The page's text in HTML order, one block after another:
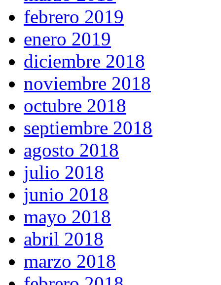
febrero 2019
enero 2019
diciembre 2018
noviembre 2018
octubre 2018
septiembre 2018
agosto 2018
julio 2018
junio 2018
mayo 2018
abril 2018
marzo 2018